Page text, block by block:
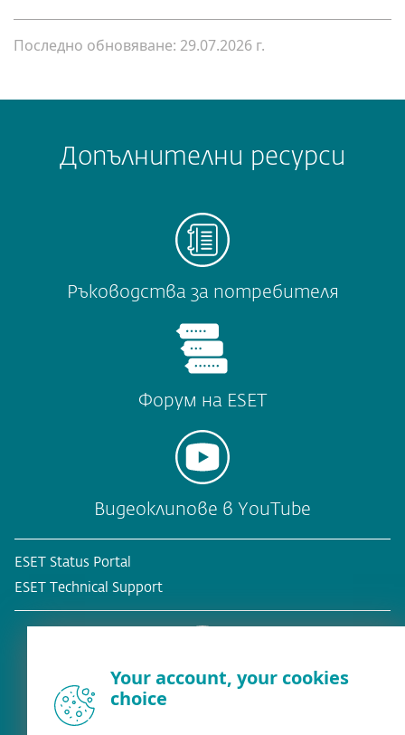
Последно обновяване: 29.07.2026 г.
Допълнителни ресурси
Ръководства за потребителя
Форум на ESET
Видеоклипове в YouTube
ESET Status Portal
ESET Technical Support
Съществуващ клиент?
Your account, your cookies
choice